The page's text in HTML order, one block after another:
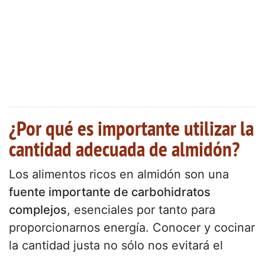
¿Por qué es importante utilizar la
cantidad adecuada de almidón?
Los alimentos ricos en almidón son una
fuente importante de carbohidratos
complejos, esenciales por tanto para
proporcionarnos energía. Conocer y cocinar
la cantidad justa no sólo nos evitará el